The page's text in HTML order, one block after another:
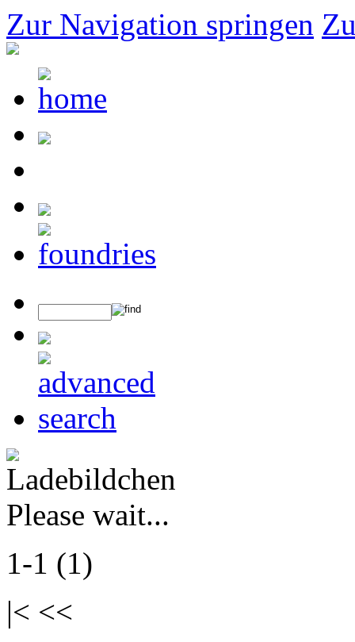
Zur Navigation springen
Please wait...
1-1 (1)
|< <<